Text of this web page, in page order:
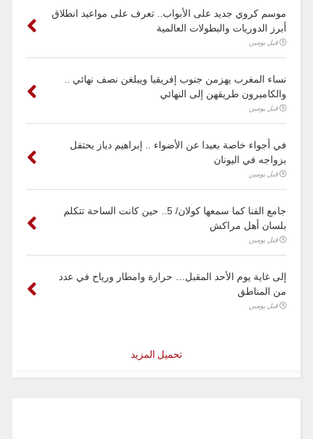
موسم كروي جديد على الأبواب.. تعرف على مواعيد انطلاق
أبرز الدوريات والبطولات العالمية
قبل يومين
نساء المغرب يهزمن جنوب إفريقيا ويبلغن نصف نهائي ..
والكاميرون طريقهن إلى النهائي
قبل يومين
في أجواء خاصة بعيدا عن الأضواء .. إبراهيم دياز يحتفل
بزواجه في اليونان
قبل يومين
جامع الفنا كما سمعها كولان/ 5.. حين كانت الساحة تتكلم
بلسان أهل مراكش
قبل يومين
إلى غاية يوم الأحد المقبل… حرارة وامطار ورياح في عدد
من المناطق
قبل يومين
تحميل المزيد